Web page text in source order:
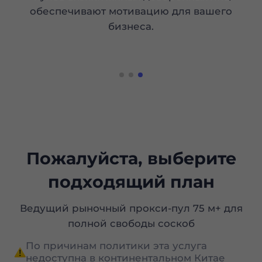
Пожалуйста, выберите
подходящий план
Ведущий рыночный прокси-пул 75 м+ для
полной свободы соскоб
По причинам политики эта услуга
недоступна в континентальном Китае